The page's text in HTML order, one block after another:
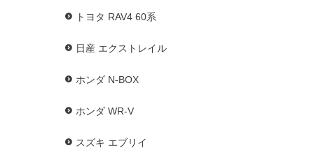
トヨタ RAV4 60系
日産 エクストレイル
ホンダ N-BOX
ホンダ WR-V
スズキ エブリイ